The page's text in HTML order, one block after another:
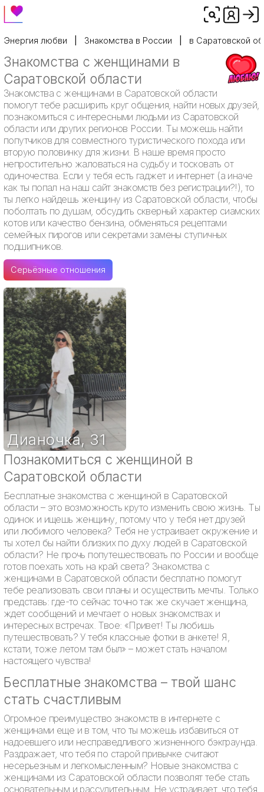
Энергия любви Знакомства в России в Саратовской
Знакомства с женщинами в
Саратовской области
Знакомства с женщинами в Саратовской области
помогут тебе расширить круг общения, найти новых друзей,
познакомиться с интересными людьми из Саратовской
области или других регионов России. Ты можешь найти
попутчиков для совместного туристического похода или
вторую половинку для жизни. В наше время просто
непростительно жаловаться на судьбу и тосковать от
одиночества. Если у тебя есть гаджет и интернет (а иначе
как ты попал на наш сайт знакомств без регистрации?!), то
ты легко найдешь женщину из Саратовской области, чтобы
поболтать по душам, обсудить скверный характер сиамских
котов или качество бензина, обменяться рецептами
семейных пирогов или секретами замены ступичных
подшипников.
Серьёзные отношения
Дианочка, 31
Познакомиться с женщиной в
Саратовской области
Бесплатные знакомства с женщиной в Саратовской
области – это возможность круто изменить свою жизнь. Ты
одинок и ищешь женщину, потому что у тебя нет друзей
или любимого человека? Тебя не устраивает окружение и
ты хотел бы найти близких по духу людей в Саратовской
области? Не прочь попутешествовать по России и вообще
готов поехать хоть на край света? Знакомства с
женщинами в Саратовской области бесплатно помогут
тебе реализовать свои планы и осуществить мечты. Только
представь: где-то сейчас точно так же скучает женщина,
ждет сообщений и мечтает о новых знакомствах и
интересных встречах. Твое: «Привет! Ты любишь
путешествовать? У тебя классные фотки в анкете! Я,
кстати, тоже летом там был» – может стать началом
настоящего чувства!
Бесплатные знакомства – твой шанс
стать счастливым
Огромное преимущество знакомств в интернете с
женщинами еще и в том, что ты можешь избавиться от
надоевшего или несправедливого жизненного бэкграунда.
Раздражает, что тебя по старой привычке считают
несерьезным и легкомысленным? Новые знакомства с
женщинами из Саратовской области позволят тебе стать
основательным и рассудительным. Не устраивает, что тебя